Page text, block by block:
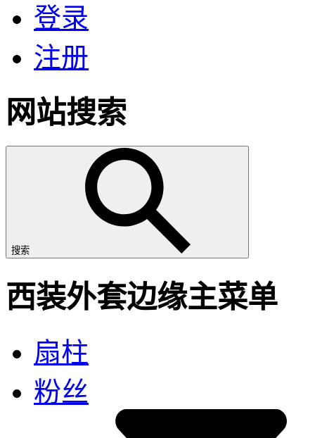
登录
注册
网站搜索
搜索
西装外套边缘主菜单
扇柱
粉丝